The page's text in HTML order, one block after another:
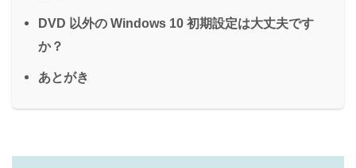
DVD 以外の Windows 10 初期設定は大丈夫です
か？
あとがき